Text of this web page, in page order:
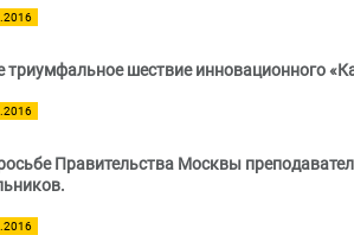
триумфальное шествие инновационного
Правительства Москвы